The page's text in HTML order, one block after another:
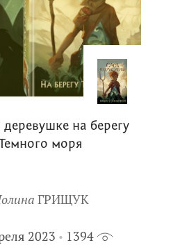
на берегу
моря
ГРИЩУК
2023 1394